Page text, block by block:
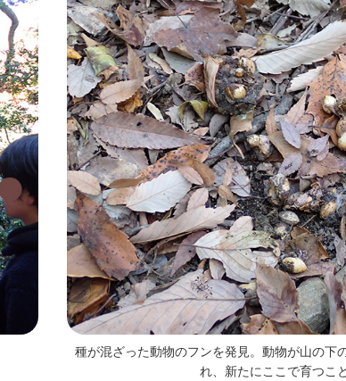
種が混ざった動物のフンを発見。動物が山の下
れ、新たにここで育つこ